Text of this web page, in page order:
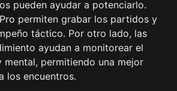
pueden ayudar a potenciarlo.
permiten grabar los partidos y
táctico. Por otro lado, las
ayudan a monitorear el
permitiendo una mejor
los encuentros.